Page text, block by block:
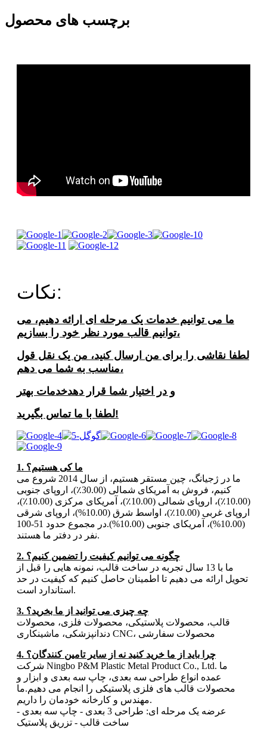
برچسب های محصول
نکات:
ما می توانیم خدمات یک مرحله ای ارائه دهیم، می
توانیم قالب مورد نظر خود را بسازیم،
لطفا نقاشی را برای من ارسال کنید، من یک نقل قول
مناسب به شما می دهم،
و در اختیار شما قرار دهدخدمات بهتر
لطفا با ما تماس بگیرید!
1. ما کی هستیم؟
ما در ژجیانگ، چین مستقر هستیم، از سال 2014 شروع می
کنیم، فروش به آمریکای شمالی (30.00٪)، اروپای جنوبی
(10.00٪)، اروپای شمالی (10.00٪)، آمریکای مرکزی (10.00٪)،
اروپای غربی (10.00٪)، اواسط شرق (10.00%)، اروپای شرقی
(10.00%)، آمریکای جنوبی (10.00%).در مجموع حدود 51-100
نفر در دفتر ما هستند.
2. چگونه می توانیم کیفیت را تضمین کنیم؟
ما با 13 سال تجربه در ساخت قالب، نمونه هایی را قبل از
تحویل ارائه می دهیم تا اطمینان حاصل کنیم که کیفیت در حد
استاندارد است.
3. چه چیزی می توانید از ما بخرید؟
قالب، محصولات پلاستیکی، محصولات فلزی، محصولات
دندانپزشکی، ماشینکاری CNC، محصولات سفارشی
4. چرا باید از ما خرید کنید نه از سایر تامین کنندگان؟
شرکت Ningbo P&M Plastic Metal Product Co., Ltd. ما
عمده انواع طراحی سه بعدی، چاپ سه بعدی و ابزار و
محصولات قالب های فلزی پلاستیکی را انجام می دهیم.ما
مهندس و کارخانه خودمان را داریم.
عرضه یک مرحله ای: طراحی 3 بعدی - چاپ سه بعدی -
ساخت قالب - تزریق پلاستیک